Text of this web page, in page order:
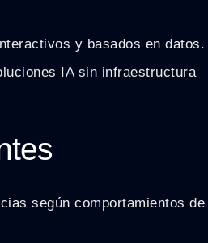
y basados en datos.
IA sin infraestructura
según comportamientos de